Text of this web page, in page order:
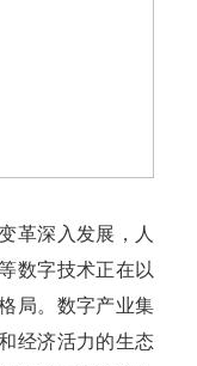
深入发展，人
数字技术正在以
局。数字产业集
经济活力的生态